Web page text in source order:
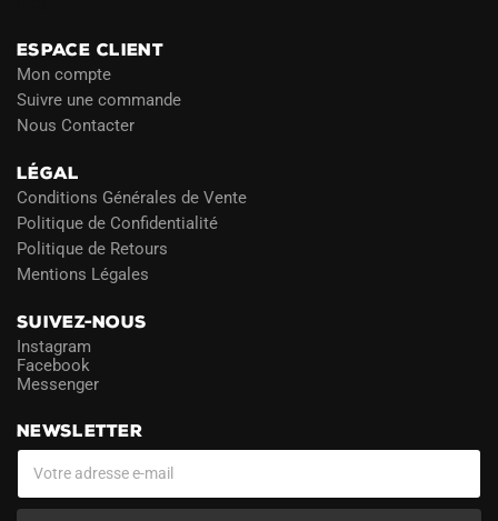
ESPACE CLIENT
Mon compte
Suivre une commande
Nous Contacter
LÉGAL
Conditions Générales de Vente
Politique de Confidentialité
Politique de Retours
Mentions Légales
SUIVEZ-NOUS
Instagram
Facebook
Messenger
NEWSLETTER